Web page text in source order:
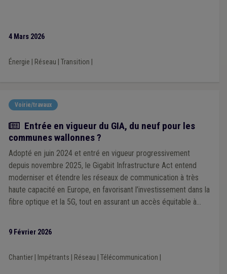
4 Mars 2026
Énergie Réseau Transition
Voirie/travaux
Actualité
Entrée en vigueur du GIA, du neuf pour les
communes wallonnes ?
Adopté en juin 2024 et entré en vigueur progressivement
depuis novembre 2025, le Gigabit Infrastructure Act entend
moderniser et étendre les réseaux de communication à très
haute capacité en Europe, en favorisant l’investissement dans la
fibre optique et la 5G, tout en assurant un accès équitable à
9 Février 2026
Chantier| Impétrants Réseau Télécommunication